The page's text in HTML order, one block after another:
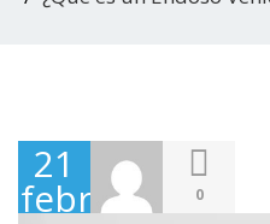
21
febrero, 0